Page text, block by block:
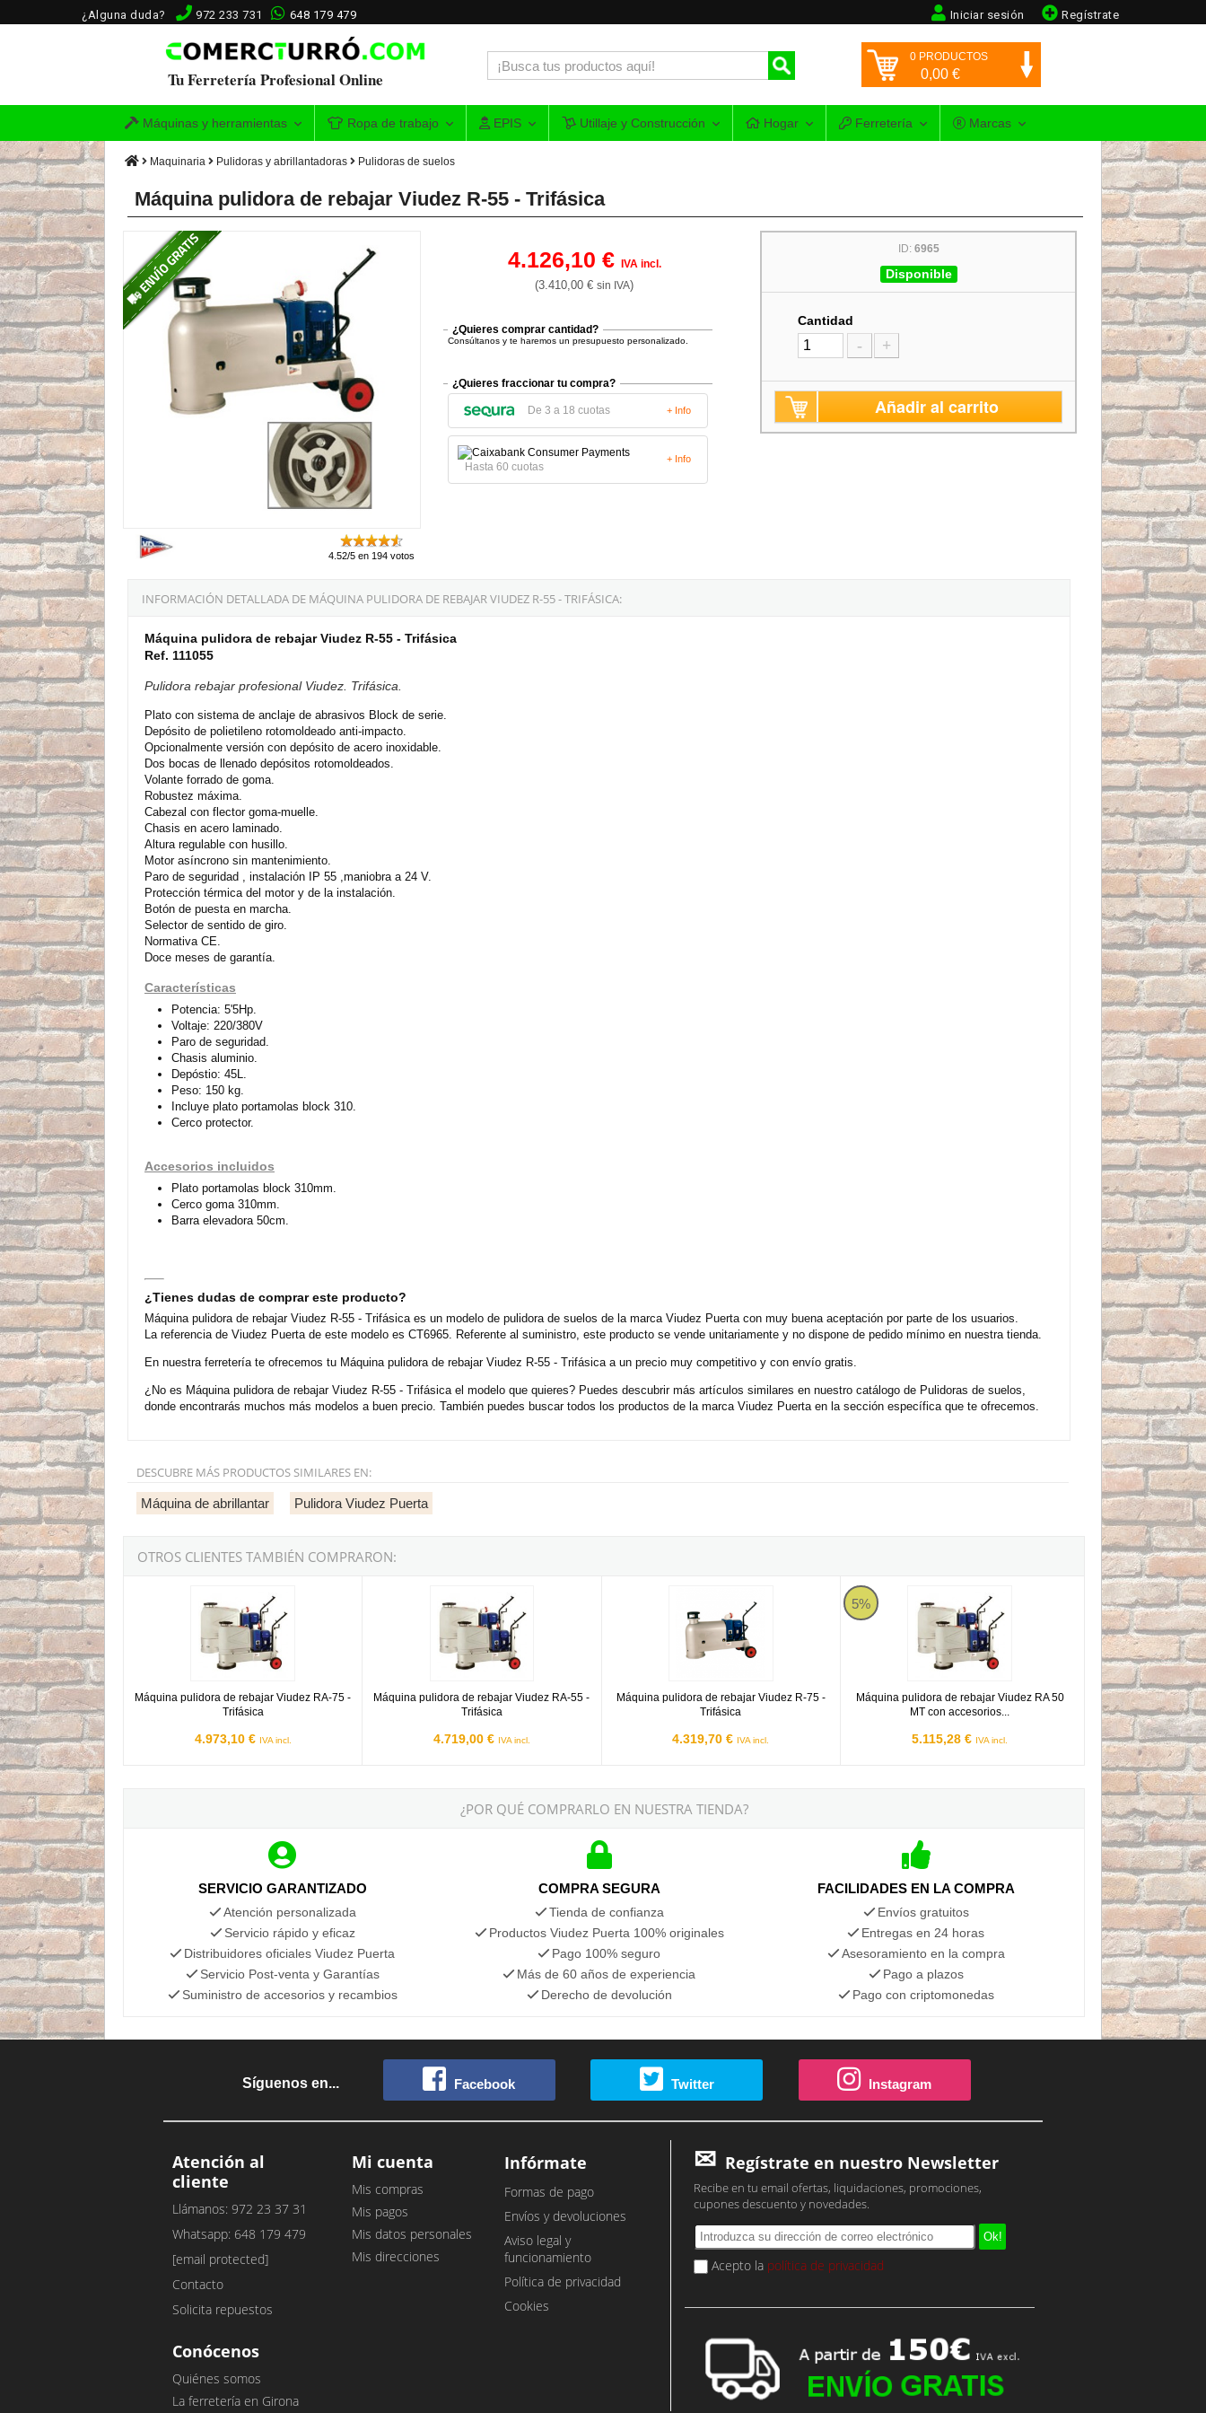
¿Alguna duda? 972 233 731 648 179 479 Regístrate
Iniciar sesión
Tu Ferretería Profesional Online
0 PRODUCTOS
0,00 €
Máquinas y herramientas Ropa de trabajo EPIS Utillaje y Construcción Hogar Ferretería Marcas
Maquinaria Pulidoras y abrillantadoras Pulidoras de suelos
Máquina pulidora de rebajar Viudez R-55 - Trifásica
4.52/5 en 194 votos
4.126,10 € IVA incl.
(3.410,00 €sin IVA)
¿Quieres comprar cantidad?
Consúltanos y te haremos un presupuesto personalizado.
¿Quieres fraccionar tu compra?
De 3 a 18 cuotas + Info
Hasta 60 cuotas
+ Info
ID: 6965
Disponible
Cantidad
- +
Añadir al carrito
INFORMACIÓN DETALLADA DE MÁQUINA PULIDORA DE REBAJAR VIUDEZ R-55 - TRIFÁSICA:
Máquina pulidora de rebajar Viudez R-55 - Trifásica
Ref. 111055
Pulidora rebajar profesional Viudez. Trifásica.
Plato con sistema de anclaje de abrasivos Block de serie.
Depósito de polietileno rotomoldeado anti-impacto.
Opcionalmente versión con depósito de acero inoxidable.
Dos bocas de llenado depósitos rotomoldeados.
Volante forrado de goma.
Robustez máxima.
Cabezal con flector goma-muelle.
Chasis en acero laminado.
Altura regulable con husillo.
Motor asíncrono sin mantenimiento.
Paro de seguridad , instalación IP 55 ,maniobra a 24 V.
Protección térmica del motor y de la instalación.
Botón de puesta en marcha.
Selector de sentido de giro.
Normativa CE.
Doce meses de garantía.
Características
Potencia: 5'5Hp.
Voltaje: 220/380V
Paro de seguridad.
Chasis aluminio.
Depóstio: 45L.
Peso: 150 kg.
Incluye plato portamolas block 310.
Cerco protector.
Accesorios incluidos
Plato portamolas block 310mm.
Cerco goma 310mm.
Barra elevadora 50cm.
¿Tienes dudas de comprar este producto?
Máquina pulidora de rebajar Viudez R-55 - Trifásica es un modelo de pulidora de suelos de la marca Viudez Puerta con muy buena aceptación por parte de los usuarios.
La referencia de Viudez Puerta de este modelo es CT6965. Referente al suministro, este producto se vende unitariamente y no dispone de pedido mínimo en nuestra tienda.
En nuestra ferretería te ofrecemos tu Máquina pulidora de rebajar Viudez R-55 - Trifásica a un precio muy competitivo y con envío gratis.
¿No es Máquina pulidora de rebajar Viudez R-55 - Trifásica el modelo que quieres? Puedes descubrir más artículos similares en nuestro catálogo de Pulidoras de suelos,
donde encontrarás muchos más modelos a buen precio. También puedes buscar todos los productos de la marca Viudez Puerta en la sección específica que te ofrecemos.
DESCUBRE MÁS PRODUCTOS SIMILARES EN:
Máquina de abrillantar Pulidora Viudez Puerta
OTROS CLIENTES TAMBIÉN COMPRARON:
Máquina pulidora de rebajar Viudez RA-75 -
Trifásica
4.973,10 € IVA incl.
Máquina pulidora de rebajar Viudez RA-55 -
Trifásica
4.719,00 € IVA incl.
Máquina pulidora de rebajar Viudez R-75 -
Trifásica
4.319,70 € IVA incl.
Máquina pulidora de rebajar Viudez R-75 - Trifásica
5%
Máquina pulidora de rebajar Viudez RA 50
MT con accesorios...
5.115,28 € IVA incl.
Máquina pulidora de rebajar Viudez RA 50 MT con
¿POR QUÉ COMPRARLO EN NUESTRA TIENDA?
SERVICIO GARANTIZADO
Atención personalizada
Servicio rápido y eficaz
Distribuidores oficiales Viudez Puerta
Servicio Post-venta y Garantías
Suministro de accesorios y recambios
COMPRA SEGURA
Tienda de confianza
Productos Viudez Puerta 100% originales
Pago 100% seguro
Más de 60 años de experiencia
Derecho de devolución
FACILIDADES EN LA COMPRA
Envíos gratuitos
Entregas en 24 horas
Asesoramiento en la compra
Pago a plazos
Pago con criptomonedas
Síguenos en... Facebook Twitter Instagram
Atención al
cliente
Llámanos: 972 23 37 31
Whatsapp: 648 179 479
[email protected]
Contacto
Solicita repuestos
Conócenos
Quiénes somos
La ferretería en Girona
Mi cuenta
Mis compras
Mis pagos
Mis datos personales
Mis direcciones
Infórmate
Formas de pago
Envíos y devoluciones
Aviso legal y
funcionamiento
Política de privacidad
Cookies
Regístrate en nuestro Newsletter
Recibe en tu email ofertas, liquidaciones, promociones,
cupones descuento y novedades.
Acepto la política de privacidad